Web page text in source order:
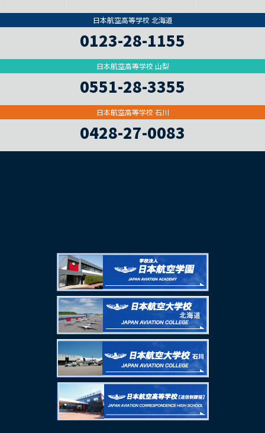
日本航空高等学校 北海道
0123-28-1155
日本航空高等学校 山梨
0551-28-3355
日本航空高等学校 石川
0428-27-0083